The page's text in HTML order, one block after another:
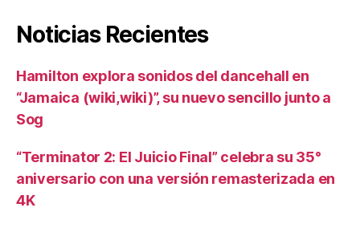
Noticias Recientes
Hamilton explora sonidos del dancehall en
“Jamaica (wiki,wiki)”, su nuevo sencillo junto a
Sog
“Terminator 2: El Juicio Final” celebra su 35°
aniversario con una versión remasterizada en
4K